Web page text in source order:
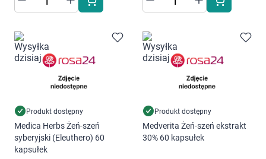
Produkt dostępny
Medica Herbs Żeń-szeń
syberyjski (Eleuthero) 60
kapsułek
Produkt dostępny
Medverita Żeń-szeń ekstrakt
30% 60 kapsułek